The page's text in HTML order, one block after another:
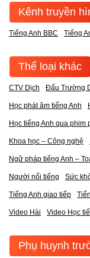
Kênh truyền
Tiếng Anh BBC Tiếng
Thể loại khác
CTV Dịch Đấu Trường
Học phát âm tiếng Anh
Học tiếng Anh qua phim
Khoa học – Công nghệ
Ngữ pháp tiếng Anh –
Người nổi tiếng Sức
Tiếng Anh giao tiếp
Video Hài Video Học
Phụ huynh